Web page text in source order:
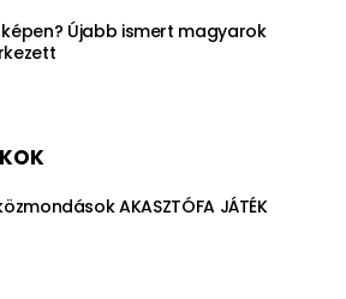
Újabb ismert magyarok
AKASZTÓFA JÁTÉK